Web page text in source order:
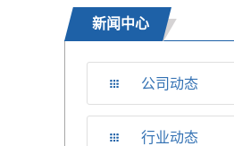
新闻中心
公司动态
行业动态